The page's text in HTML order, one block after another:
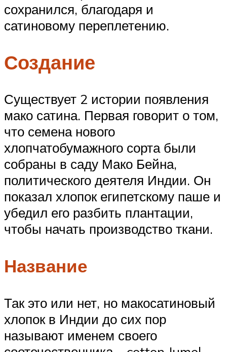
сохранился, благодаря и
сатиновому переплетению.
Создание
Существует 2 истории появления
мако сатина. Первая говорит о том,
что семена нового
хлопчатобумажного сорта были
собраны в саду Мако Бейна,
политического деятеля Индии. Он
показал хлопок египетскому паше и
убедил его разбить плантации,
чтобы начать производство ткани.
Название
Так это или нет, но макосатиновый
хлопок в Индии до сих пор
называют именем своего